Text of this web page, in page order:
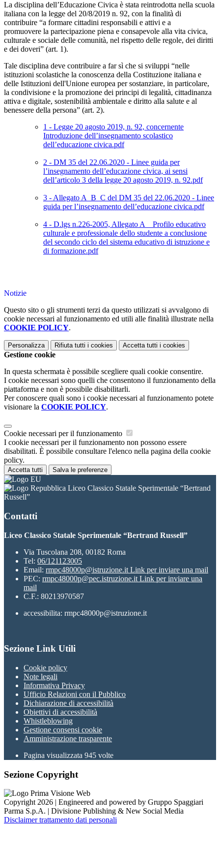
La disciplina dell’Educazione Civica è stata reintrodotta nella scuola
italiana con la legge del 20/8/2019 n. 92, con la finalità di
contribuire “a formare cittadini responsabili e attivi e a
promuovere la partecipazione piena e consapevole alla vita civica,
culturale e sociale delle comunità, nel rispetto delle regole, dei diritti
e dei doveri” (art. 1).
Tale disciplina deve contribuire a far sì che si sviluppi “nelle
istituzioni scolastiche la conoscenza della Costituzione italiana e
delle Istituzioni dell'Unione europea per sostanziare, in particolare,
la condivisione e la promozione dei principi di legalità, cittadinanza
attiva e digitale, sostenibilità ambientale e diritto alla salute e al
benessere della persona” (art. 2).
1 - Legge 20 agosto 2019, n. 92, concernente
Introduzione dell’insegnamento scolastico
dell’educazione civica.pdf
2 - DM 35 del 22.06.2020 ‐ Linee guida per
l’insegnamento dell’educazione civica, ai sensi
dell’articolo 3 della legge 20 agosto 2019, n. 92.pdf
3 - Allegato A_B_C del DM 35 del 22.06.2020 ‐ Linee
guida per l’insegnamento dell’educazione civica.pdf
4 - D.lgs n.226-2005, Allegato A _ Profilo educativo
culturale e professionale dello studente a conclusione
del secondo ciclo del sistema educativo di istruzione e
di formazione.pdf
Notizie
Questo sito o gli strumenti terzi da questo utilizzati si avvalgono di
cookie necessari al funzionamento ed utili alle finalità illustrate nella
COOKIE POLICY.
Personalizza Rifiuta tutti i cookies Accetta tutti i cookies
Gestione cookie
In questa schermata è possibile scegliere quali cookie consentire.
I cookie necessari sono quelli che consentono il funzionamento della
piattaforma e non è possibile disabilitarli.
Per conoscere quali sono i cookie necessari al funzionamento potete
visionare la COOKIE POLICY.
Cookie necessari per il funzionamento
I cookie necessari per il funzionamento non possono essere
disabilitati. È possibile consultare l'elenco nella pagina della cookie
policy.
Accetta tutti Salva le preferenze
Liceo Classico Statale Sperimentale “Bertrand
Russell”
Contatti
Liceo Classico Statale Sperimentale “Bertrand Russell”
Via Tuscolana 208, 00182 Roma
Tel: 06/121123005
Email: rmpc48000p@istruzione.it Link per inviare una mail
PEC: rmpc48000p@pec.istruzione.it Link per inviare una
mail
C.F.: 80213970587
accessibilita: rmpc48000p@istruzione.it
Sezione Link Utili
Cookie policy
Note legali
Informativa Privacy
Ufficio Relazioni con il Pubblico
Dichiarazione di accessibilità
Obiettivi di accessibilità
Whistleblowing
Gestione consensi cookie
Amministrazione trasparente
Pagina visualizzata 945 volte
Sezione Copyright
Copyright 2026 | Engineered and powered by Gruppo Spaggiari
Parma S.p.A. | Divisione Publishing & New Social Media
Disclaimer trattamento dati personali